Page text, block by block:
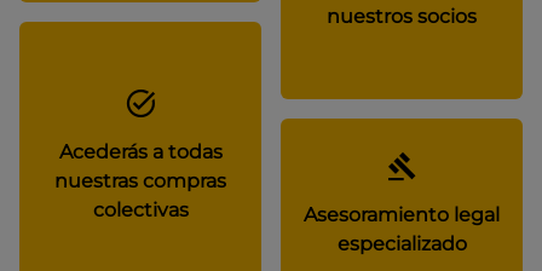
nuestros socios
Acederás a todas
nuestras compras
colectivas
Asesoramiento legal
especializado